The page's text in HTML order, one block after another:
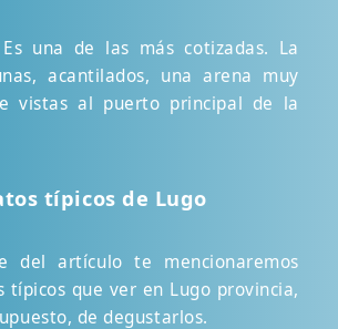
una de las más cotizadas. La
acantilados, una arena muy
vistas al puerto principal de la
típicos de Lugo
del artículo te mencionaremos
típicos que ver en Lugo provincia,
de degustarlos.